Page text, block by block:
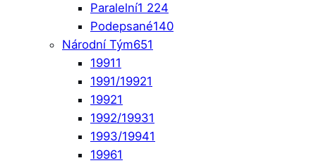
Paralelní1 224
Podepsané140
Národní Tým651
19911
1991/19921
19921
1992/19931
1993/19941
19961